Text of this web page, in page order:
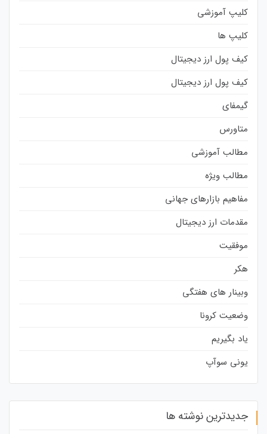
کلیپ آموزشی
کلیپ ها
کیف پول ارز دیجیتال
کیف پول ارز دیجیتال
گیمفای
متاورس
مطالب آموزشی
مطالب ویژه
مفاهیم بازارهای جهانی
مقدمات ارز دیجیتال
موفقیت
هکر
وبینار های هفتگی
وضعیت کرونا
یاد بگیریم
یونی سوآپ
جدیدترین نوشته ها